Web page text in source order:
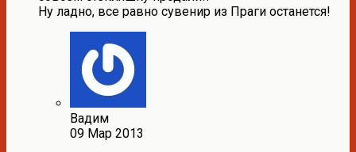
Ну ладно, все равно сувенир из Праги останется!
Вадим
09 Мар 2013